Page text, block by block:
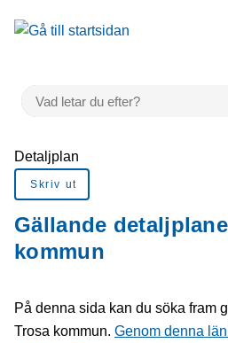
Gå till innehåll
till sidomeny
VAD LETAR DU EFTER?
Du är här:
Detaljplan
Skriv ut
Gällande
kommun
På denna sida kan du söka fram
Trosa kommun. Genom denna